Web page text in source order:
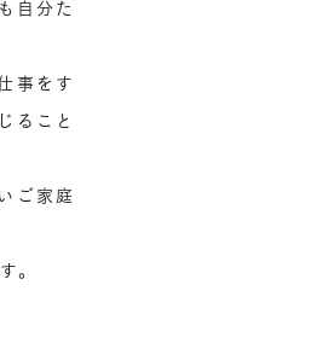
自分た
事をす
ること
ご家庭
。